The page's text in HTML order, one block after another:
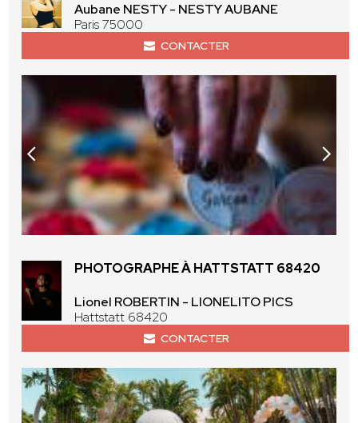
Aubane NESTY - NESTY AUBANE
Paris 75000
CONTACTER
PHOTOGRAPHE À HATTSTATT 68420
Lionel ROBERTIN - LIONELITO PICS
Hattstatt 68420
CONTACTER